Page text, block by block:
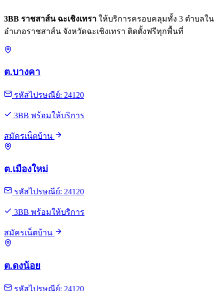
3BB ราชสาส์น ฉะเชิงเทรา ให้บริการครอบคลุมทั้ง 3 ตำบลใน
อำเภอราชสาส์น จังหวัดฉะเชิงเทรา ติดตั้งฟรีทุกพื้นที่
ต.บางคา
รหัสไปรษณีย์: 24120
3BB พร้อมให้บริการ
สมัครเน็ตบ้าน
ต.เมืองใหม่
รหัสไปรษณีย์: 24120
3BB พร้อมให้บริการ
สมัครเน็ตบ้าน
ต.ดงน้อย
รหัสไปรษณีย์: 24120